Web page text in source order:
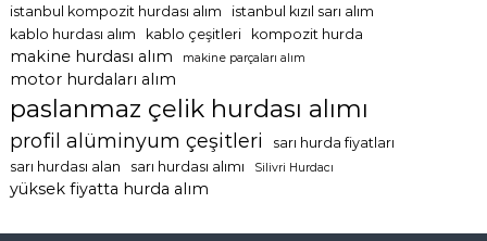
istanbul kompozit hurdası alım
istanbul kızıl sarı alım
kablo hurdası alım
kablo çeşitleri kompozit hurda
makine hurdası alım makine parçaları alım
motor hurdaları alım
paslanmaz çelik hurdası alımı
profil alüminyum çeşitleri
sarı hurda fiyatları
sarı hurdası alan
sarı hurdası alımı Silivri Hurdacı
yüksek fiyatta hurda alım